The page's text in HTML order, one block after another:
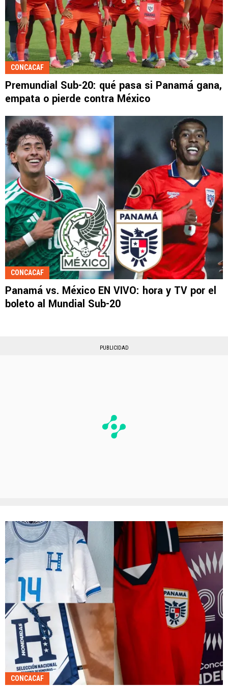
CONCACAF
Premundial Sub-20: qué pasa si Panamá gana,
empata o pierde contra México
CONCACAF
Panamá vs. México EN VIVO: hora y TV por el
boleto al Mundial Sub-20
PUBLICIDAD
CONCACAF